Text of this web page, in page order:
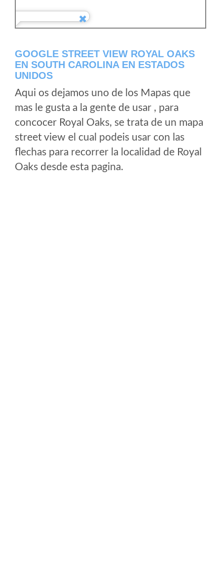
GOOGLE STREET VIEW ROYAL OAKS
EN SOUTH CAROLINA EN ESTADOS
UNIDOS
Aqui os dejamos uno de los Mapas que
mas le gusta a la gente de usar , para
concocer Royal Oaks, se trata de un mapa
street view el cual podeis usar con las
flechas para recorrer la localidad de Royal
Oaks desde esta pagina.